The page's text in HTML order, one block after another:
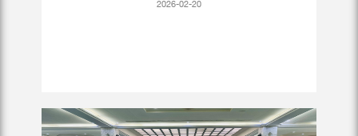
2026-02-20